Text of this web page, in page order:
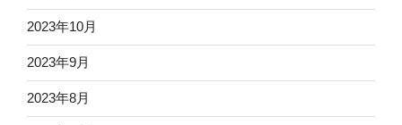
2023年10月
2023年9月
2023年8月